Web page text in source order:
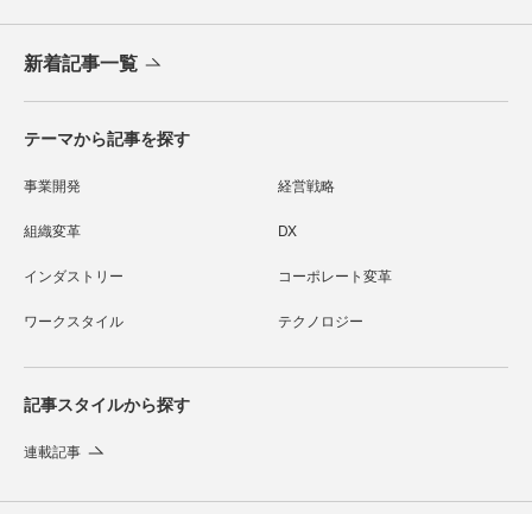
新着記事一覧
テーマから記事を探す
事業開発 経営戦略
組織変革 DX
インダストリー コーポレート変革
ワークスタイル テクノロジー
記事スタイルから探す
連載記事